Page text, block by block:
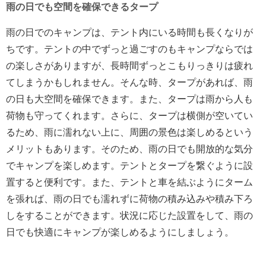
雨の日でも空間を確保できるタープ
雨の日でのキャンプは、テント内にいる時間も長くなりが
ちです。テントの中でずっと過ごすのもキャンプならでは
の楽しさがありますが、長時間ずっとこもりっきりは疲れ
てしまうかもしれません。そんな時、タープがあれば、雨
の日も大空間を確保できます。また、タープは雨から人も
荷物も守ってくれます。さらに、タープは横側が空いてい
るため、雨に濡れない上に、周囲の景色は楽しめるという
メリットもあります。そのため、雨の日でも開放的な気分
でキャンプを楽しめます。テントとタープを繋ぐように設
置すると便利です。また、テントと車を結ぶようにターム
を張れば、雨の日でも濡れずに荷物の積み込みや積み下ろ
しをすることができます。状況に応じた設置をして、雨の
日でも快適にキャンプが楽しめるようにしましょう。